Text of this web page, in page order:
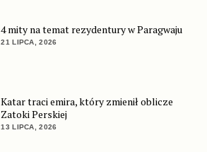
4 mity na temat rezydentury w Paragwaju
21 LIPCA, 2026
Katar traci emira, który zmienił oblicze
Zatoki Perskiej
13 LIPCA, 2026